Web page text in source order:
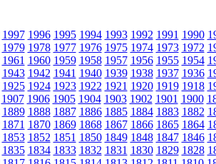
1997 1996 1995 1994 1993 1992 1991 1990
1979 1978 1977 1976 1975 1974 1973 1972
1961 1960 1959 1958 1957 1956 1955 1954
1943 1942 1941 1940 1939 1938 1937 1936
1925 1924 1923 1922 1921 1920 1919 1918
1907 1906 1905 1904 1903 1902 1901 1900
1889 1888 1887 1886 1885 1884 1883 1882
1871 1870 1869 1868 1867 1866 1865 1864
1853 1852 1851 1850 1849 1848 1847 1846
1835 1834 1833 1832 1831 1830 1829 1828